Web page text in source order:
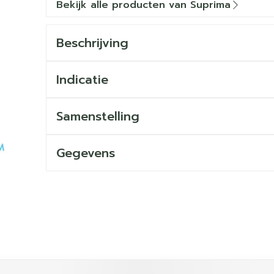
Bekijk alle producten van Suprima
Beschrijving
Indicatie
Samenstelling
Gegevens